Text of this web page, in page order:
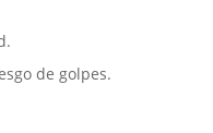
de golpes.